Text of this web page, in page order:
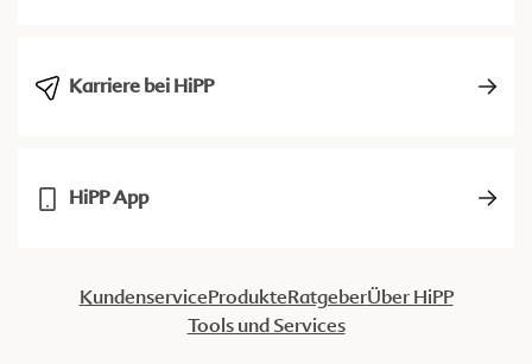
Karriere bei HiPP
HiPP App
KundenserviceProdukteRatgeberÜber HiPP
Tools und Services